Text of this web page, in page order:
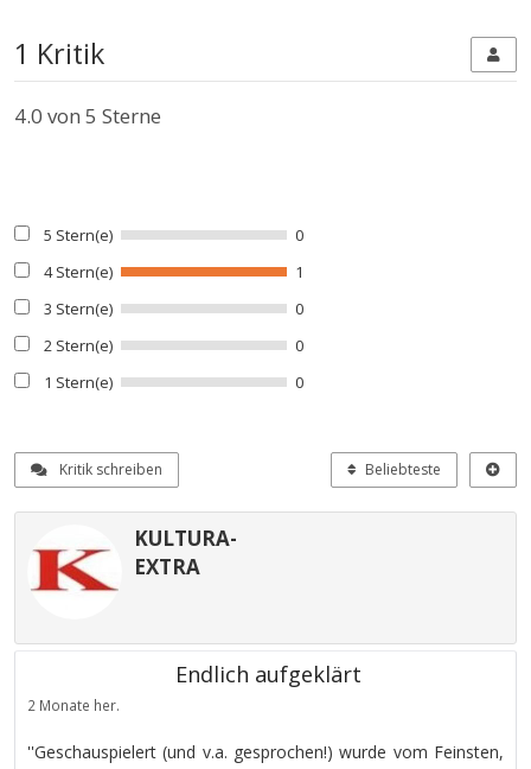
1 Kritik
4.0 von 5 Sterne
5 Stern(e)
0
4 Stern(e)
1
3 Stern(e)
0
2 Stern(e)
0
1 Stern(e)
0
Kritik schreiben Beliebteste
KULTURA-
EXTRA
Endlich aufgeklärt
2 Monate her.
''Geschauspielert (und v.a. gesprochen!) wurde vom Feinsten,